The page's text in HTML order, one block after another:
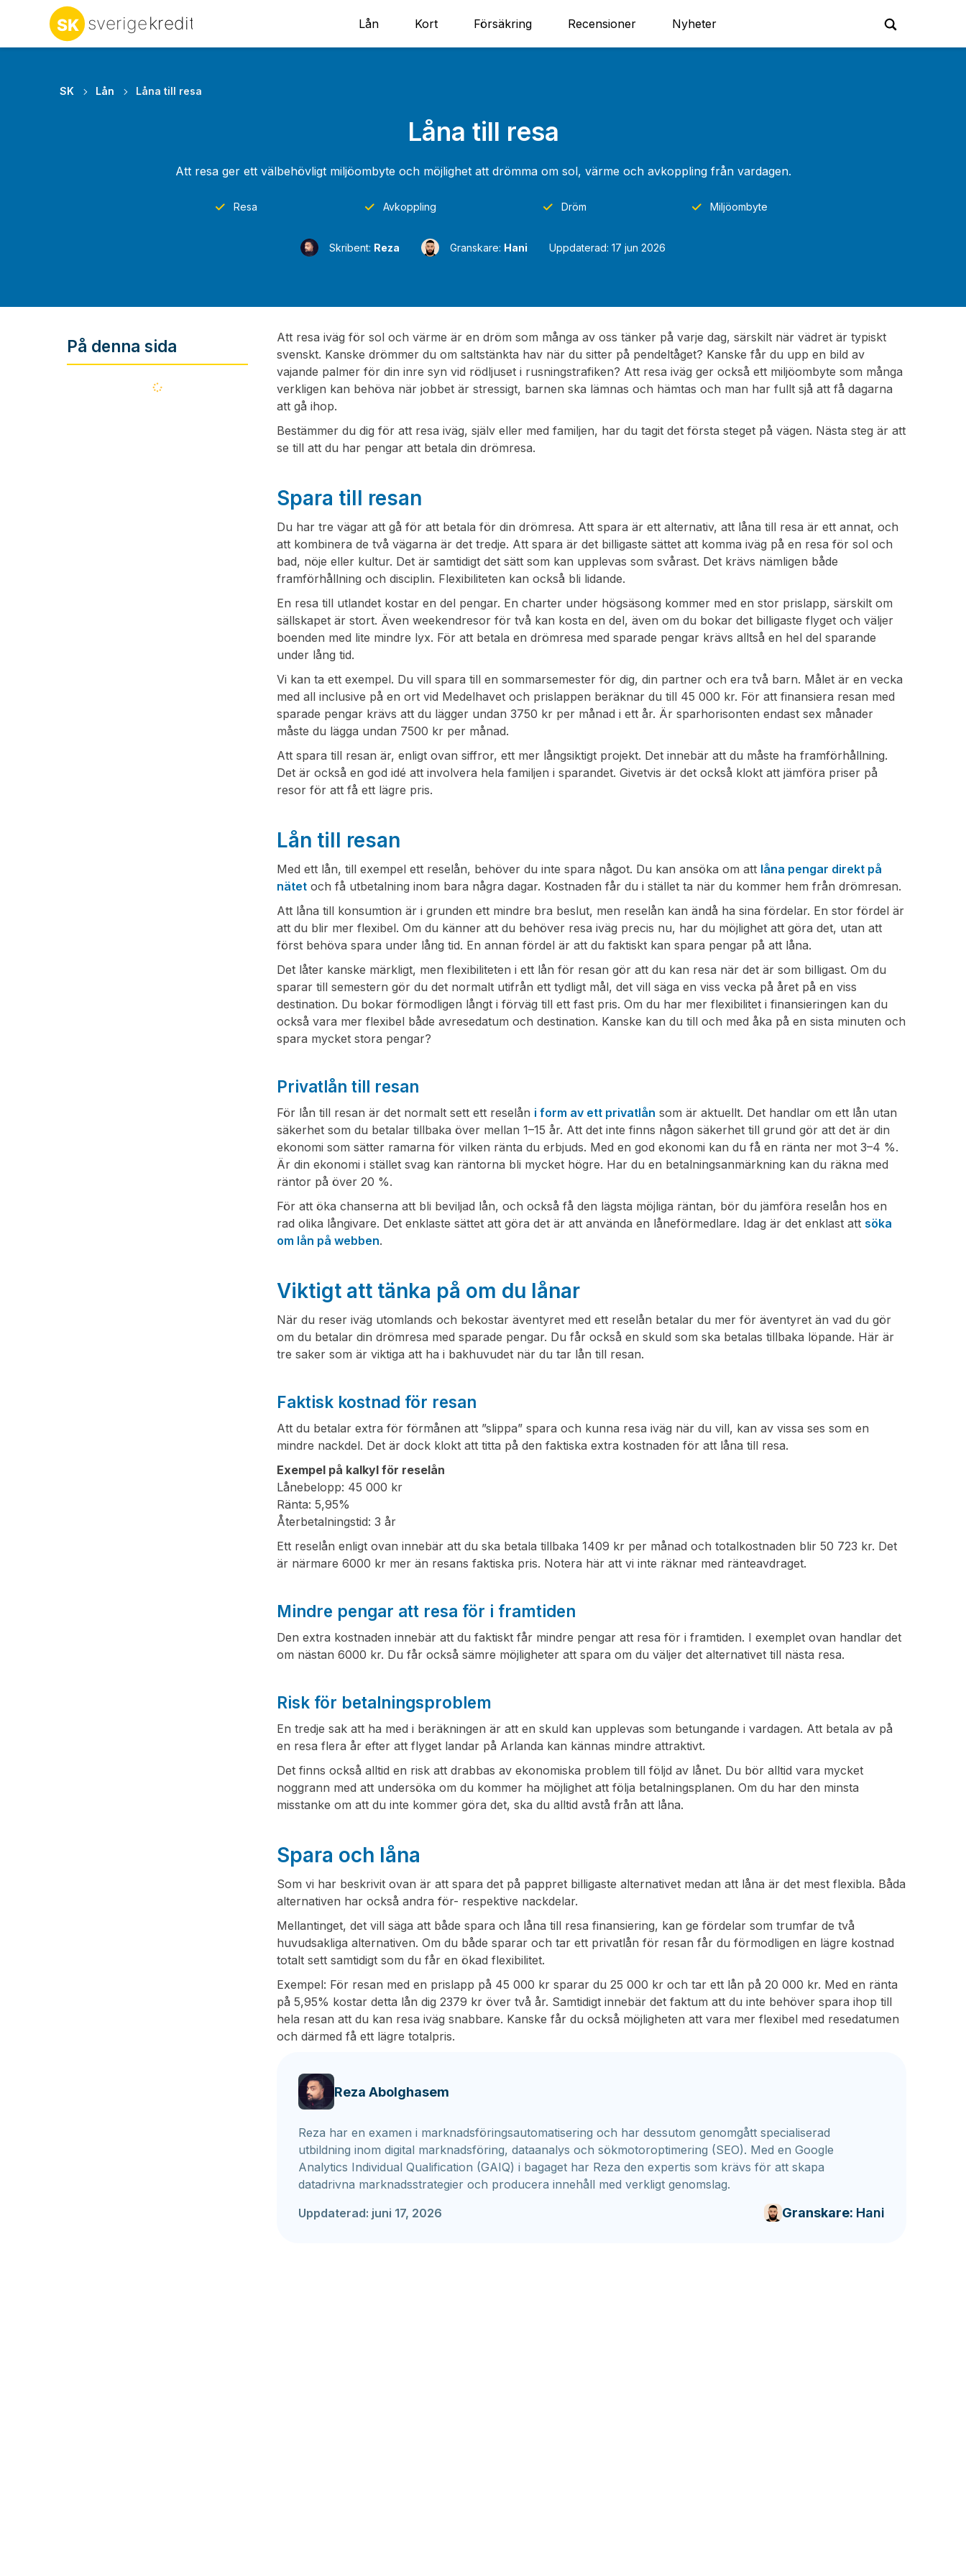
Lån Kort Försäkring Recensioner Nyheter
SK Lån Låna till resa
Låna till resa
Att resa ger ett välbehövligt miljöombyte och möjlighet att drömma om sol, värme och avkoppling från vardagen.
Resa Avkoppling Dröm Miljöombyte
Skribent: Reza Granskare: Hani Uppdaterad: 17 jun 2026
På denna sida
Att resa iväg för sol och värme är en dröm som många av oss tänker på varje dag, särskilt när vädret är typiskt
svenskt. Kanske drömmer du om saltstänkta hav när du sitter på pendeltåget? Kanske får du upp en bild av
vajande palmer för din inre syn vid rödljuset i rusningstrafiken? Att resa iväg ger också ett miljöombyte som många
verkligen kan behöva när jobbet är stressigt, barnen ska lämnas och hämtas och man har fullt sjå att få dagarna
att gå ihop.
Bestämmer du dig för att resa iväg, själv eller med familjen, har du tagit det första steget på vägen. Nästa steg är att
se till att du har pengar att betala din drömresa.
Spara till resan
Du har tre vägar att gå för att betala för din drömresa. Att spara är ett alternativ, att låna till resa är ett annat, och
att kombinera de två vägarna är det tredje. Att spara är det billigaste sättet att komma iväg på en resa för sol och
bad, nöje eller kultur. Det är samtidigt det sätt som kan upplevas som svårast. Det krävs nämligen både
framförhållning och disciplin. Flexibiliteten kan också bli lidande.
En resa till utlandet kostar en del pengar. En charter under högsäsong kommer med en stor prislapp, särskilt om
sällskapet är stort. Även weekendresor för två kan kosta en del, även om du bokar det billigaste flyget och väljer
boenden med lite mindre lyx. För att betala en drömresa med sparade pengar krävs alltså en hel del sparande
under lång tid.
Vi kan ta ett exempel. Du vill spara till en sommarsemester för dig, din partner och era två barn. Målet är en vecka
med all inclusive på en ort vid Medelhavet och prislappen beräknar du till 45 000 kr. För att finansiera resan med
sparade pengar krävs att du lägger undan 3750 kr per månad i ett år. Är sparhorisonten endast sex månader
måste du lägga undan 7500 kr per månad.
Att spara till resan är, enligt ovan siffror, ett mer långsiktigt projekt. Det innebär att du måste ha framförhållning.
Det är också en god idé att involvera hela familjen i sparandet. Givetvis är det också klokt att jämföra priser på
resor för att få ett lägre pris.
Lån till resan
Med ett lån, till exempel ett reselån, behöver du inte spara något. Du kan ansöka om att låna pengar direkt på
nätet och få utbetalning inom bara några dagar. Kostnaden får du i stället ta när du kommer hem från drömresan.
Att låna till konsumtion är i grunden ett mindre bra beslut, men reselån kan ändå ha sina fördelar. En stor fördel är
att du blir mer flexibel. Om du känner att du behöver resa iväg precis nu, har du möjlighet att göra det, utan att
först behöva spara under lång tid. En annan fördel är att du faktiskt kan spara pengar på att låna.
Det låter kanske märkligt, men flexibiliteten i ett lån för resan gör att du kan resa när det är som billigast. Om du
sparar till semestern gör du det normalt utifrån ett tydligt mål, det vill säga en viss vecka på året på en viss
destination. Du bokar förmodligen långt i förväg till ett fast pris. Om du har mer flexibilitet i finansieringen kan du
också vara mer flexibel både avresedatum och destination. Kanske kan du till och med åka på en sista minuten och
spara mycket stora pengar?
Privatlån till resan
För lån till resan är det normalt sett ett reselån i form av ett privatlån som är aktuellt. Det handlar om ett lån utan
säkerhet som du betalar tillbaka över mellan 1–15 år. Att det inte finns någon säkerhet till grund gör att det är din
ekonomi som sätter ramarna för vilken ränta du erbjuds. Med en god ekonomi kan du få en ränta ner mot 3–4 %.
Är din ekonomi i stället svag kan räntorna bli mycket högre. Har du en betalningsanmärkning kan du räkna med
räntor på över 20 %.
För att öka chanserna att bli beviljad lån, och också få den lägsta möjliga räntan, bör du jämföra reselån hos en
rad olika långivare. Det enklaste sättet att göra det är att använda en låneförmedlare. Idag är det enklast attsöka
om lån på webben.
Viktigt att tänka på om du lånar
När du reser iväg utomlands och bekostar äventyret med ett reselån betalar du mer för äventyret än vad du gör
om du betalar din drömresa med sparade pengar. Du får också en skuld som ska betalas tillbaka löpande. Här är
tre saker som är viktiga att ha i bakhuvudet när du tar lån till resan.
Faktisk kostnad för resan
Att du betalar extra för förmånen att ”slippa” spara och kunna resa iväg när du vill, kan av vissa ses som en
mindre nackdel. Det är dock klokt att titta på den faktiska extra kostnaden för att låna till resa.
Exempel på kalkyl för reselån
Lånebelopp: 45 000 kr
Ränta: 5,95%
Återbetalningstid: 3 år
Ett reselån enligt ovan innebär att du ska betala tillbaka 1409 kr per månad och totalkostnaden blir 50 723 kr. Det
är närmare 6000 kr mer än resans faktiska pris. Notera här att vi inte räknar med ränteavdraget.
Mindre pengar att resa för i framtiden
Den extra kostnaden innebär att du faktiskt får mindre pengar att resa för i framtiden. I exemplet ovan handlar det
om nästan 6000 kr. Du får också sämre möjligheter att spara om du väljer det alternativet till nästa resa.
Risk för betalningsproblem
En tredje sak att ha med i beräkningen är att en skuld kan upplevas som betungande i vardagen. Att betala av på
en resa flera år efter att flyget landar på Arlanda kan kännas mindre attraktivt.
Det finns också alltid en risk att drabbas av ekonomiska problem till följd av lånet. Du bör alltid vara mycket
noggrann med att undersöka om du kommer ha möjlighet att följa betalningsplanen. Om du har den minsta
misstanke om att du inte kommer göra det, ska du alltid avstå från att låna.
Spara och låna
Som vi har beskrivit ovan är att spara det på pappret billigaste alternativet medan att låna är det mest flexibla. Båda
alternativen har också andra för- respektive nackdelar.
Mellantinget, det vill säga att både spara och låna till resa finansiering, kan ge fördelar som trumfar de två
huvudsakliga alternativen. Om du både sparar och tar ett privatlån för resan får du förmodligen en lägre kostnad
totalt sett samtidigt som du får en ökad flexibilitet.
Exempel: För resan med en prislapp på 45 000 kr sparar du 25 000 kr och tar ett lån på 20 000 kr. Med en ränta
på 5,95% kostar detta lån dig 2379 kr över två år. Samtidigt innebär det faktum att du inte behöver spara ihop till
hela resan att du kan resa iväg snabbare. Kanske får du också möjligheten att vara mer flexibel med resedatumen
och därmed få ett lägre totalpris.
Reza Abolghasem
Reza har en examen i marknadsföringsautomatisering och har dessutom genomgått specialiserad
utbildning inom digital marknadsföring, dataanalys och sökmotoroptimering (SEO). Med en Google
Analytics Individual Qualification (GAIQ) i bagaget har Reza den expertis som krävs för att skapa
datadrivna marknadsstrategier och producera innehåll med verkligt genomslag.
Uppdaterad: juni 17, 2026 Granskare: Hani